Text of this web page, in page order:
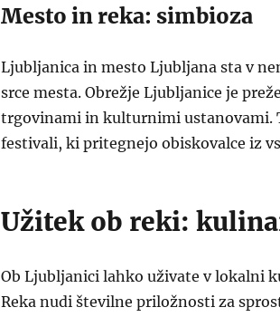
Mesto in reka: simbioza
Ljubljanica in mesto Ljubljana sta v
srce mesta. Obrežje Ljubljanice je
trgovinami in kulturnimi ustanovami.
festivali, ki pritegnejo obiskovalce iz
Užitek ob reki:
Ob Ljubljanici lahko uživate v lokalni
Reka nudi številne priložnosti za